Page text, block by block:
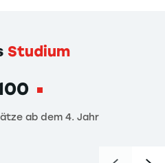
Studium
ab dem 4. Jahr